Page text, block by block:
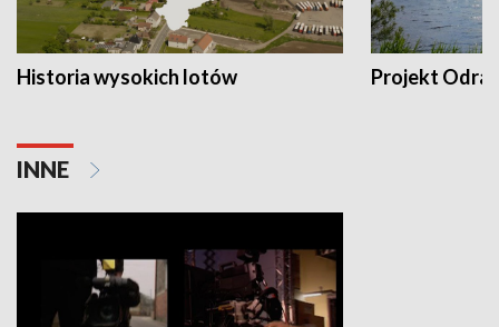
Historia wysokich lotów Projekt Odra
INNE